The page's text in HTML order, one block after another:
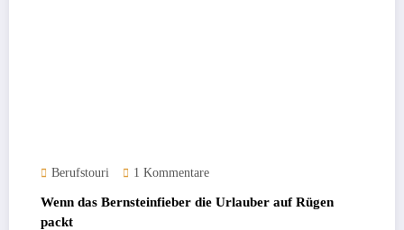
Berufstouri 1 Kommentare
Wenn das Bernsteinfieber die Urlauber auf Rügen
packt